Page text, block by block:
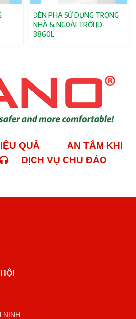
ĐÈN PHA SỬ DỤNG TRONG
NHÀ & NGOÀI TRỜI JD-
8860L
QUẢ
AN TÂM KHI
DỊCH VỤ CHU ĐÁO
NINH